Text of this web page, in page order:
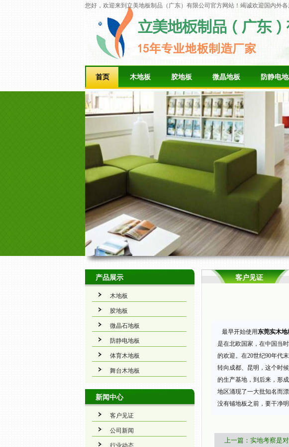
您好，欢迎来到立美地板制品（广东）有限公司官方网站！竭诚欢迎国内外各
首页 木地板 胶地板 微晶地板 防静电
产品展示
木地板
胶地板
微晶石地板
防静电地板
体育木地板
舞台木地板
新闻中心
客户见证
公司新闻
行业动态
客户见证
最早开始使用东莞实木地
是在北欧国家，在中国当
的欢迎。在20世纪90年代
转向成都、昆明，这个时
的生产基地，到后来，形
地区涌现了一大批知名而
没有铺地板之前，要干净
上一篇：实地考察是